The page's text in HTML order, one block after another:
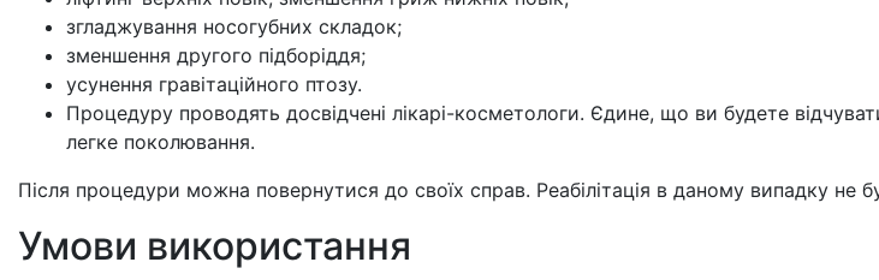
згладжування носогубних складок;
зменшення другого підборіддя;
усунення гравітаційного птозу.
Процедуру проводять досвідчені лікарі-косметологи. Єдине, що ви будете
легке поколювання.
Після процедури можна повернутися до своїх справ. Реабілітація в даному випадку не
Умови використання